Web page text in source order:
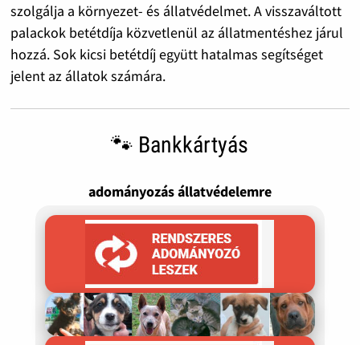
szolgálja a környezet- és állatvédelmet. A visszaváltott
palackok betétdíja közvetlenül az állatmentéshez járul
hozzá. Sok kicsi betétdíj együtt hatalmas segítséget
jelent az állatok számára.
🐾 Bankkártyás
adományozás állatvédelemre